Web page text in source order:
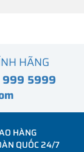
HÃNG
999 5999
HÀNG
QUỐC 24/7